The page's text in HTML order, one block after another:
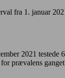
fra 1. januar
2021
prævalens